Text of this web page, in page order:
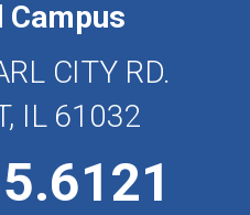
Campus
CITY RD.
IL 61032